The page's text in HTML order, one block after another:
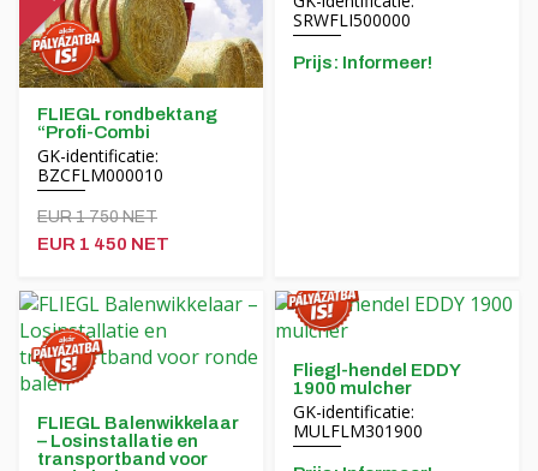
FLIEGL rondbektang
“Profi-Combi
GK-identificatie:
BZCFLM000010
EUR 1 750 NET
EUR 1 450 NET
SRWFLI500000
Prijs: Informeer!
FLIEGL Balenwikkelaar
– Losinstallatie en
transportband voor
Fliegl-hendel EDDY
1900 mulcher
GK-identificatie:
MULFLM301900